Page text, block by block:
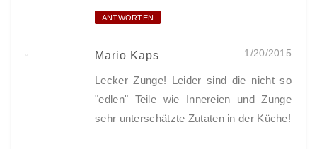
ANTWORTEN
Mario Kaps 1/20/2015
Lecker Zunge! Leider sind die nicht so
"edlen" Teile wie Innereien und Zunge
sehr unterschätzte Zutaten in der Küche!